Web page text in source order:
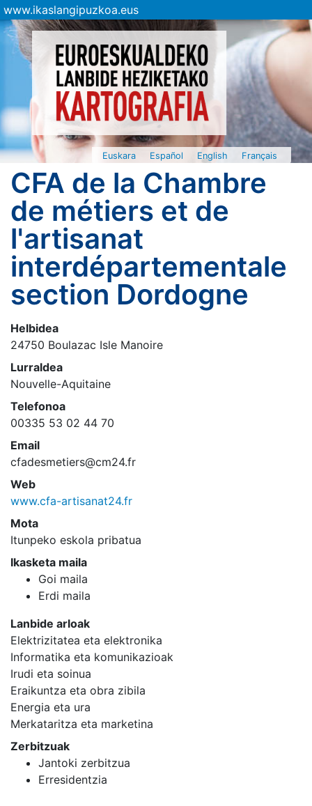
www.ikaslangipuzkoa.eus
Euskara Español English Français
CFA de la Chambre
de métiers et de
l'artisanat
interdépartementale
section Dordogne
Helbidea
24750 Boulazac Isle Manoire
Lurraldea
Nouvelle-Aquitaine
Telefonoa
00335 53 02 44 70
Email
cfadesmetiers@cm24.fr
Web
www.cfa-artisanat24.fr
Mota
Itunpeko eskola pribatua
Ikasketa maila
Goi maila
Erdi maila
Lanbide arloak
Elektrizitatea eta elektronika
Informatika eta komunikazioak
Irudi eta soinua
Eraikuntza eta obra zibila
Energia eta ura
Merkataritza eta marketina
Zerbitzuak
Jantoki zerbitzua
Erresidentzia